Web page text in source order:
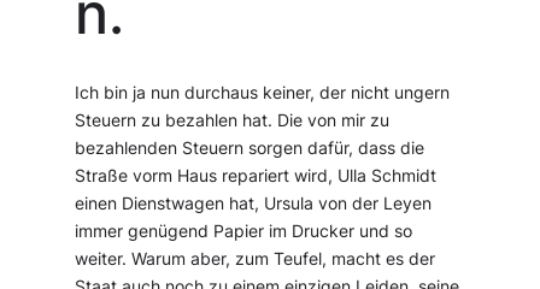
Ich bin ja nun durchaus keiner, der nicht ungern
Steuern zu bezahlen hat. Die von mir zu
bezahlenden Steuern sorgen dafür, dass die
Straße vorm Haus repariert wird, Ulla Schmidt
einen Dienstwagen hat, Ursula von der Leyen
immer genügend Papier im Drucker und so
weiter. Warum aber, zum Teufel, macht es der